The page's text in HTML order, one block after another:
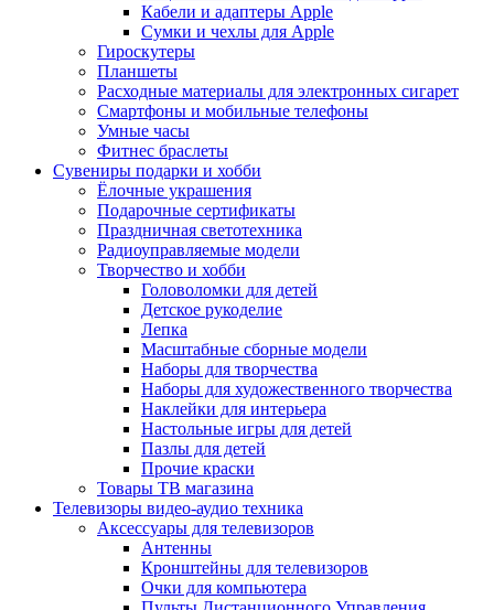
Кабели и адаптеры Apple
Сумки и чехлы для Apple
Гироскутеры
Планшеты
Расходные материалы для электронных сигарет
Смартфоны и мобильные телефоны
Умные часы
Фитнес браслеты
Сувениры подарки и хобби
Ёлочные украшения
Подарочные сертификаты
Праздничная светотехника
Радиоуправляемые модели
Творчество и хобби
Головоломки для детей
Детское рукоделие
Лепка
Масштабные сборные модели
Наборы для творчества
Наборы для художественного творчества
Наклейки для интерьера
Настольные игры для детей
Пазлы для детей
Прочие краски
Товары ТВ магазина
Телевизоры видео-аудио техника
Аксессуары для телевизоров
Антенны
Кронштейны для телевизоров
Очки для компьютера